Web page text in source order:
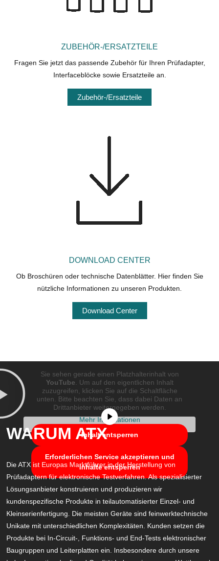
ZUBEHÖR-/ERSATZTEILE
Fragen Sie jetzt das passende Zubehör für Ihren Prüfadapter,
Interfaceblöcke sowie Ersatzteile an.
Zubehör-/Ersatzteile
DOWNLOAD CENTER
Ob Broschüren oder technische Datenblätter. Hier finden Sie
nützliche Informationen zu unseren Produkten.
Download Center
Sie sehen gerade einen Platzhalterinhalt von
YouTube. Um auf den eigentlichen Inhalt
zuzugreifen, klicken Sie auf die Schaltfläche
unten. Bitte beachten Sie, dass dabei Daten an
Drittanbieter weitergegeben werden.
Mehr Informationen
Inhalt entsperren
Erforderlichen Service akzeptieren und
Inhalte entsperren
WARUM ATX
Die ATX ist Europas Marktführer in der Herstellung von
Prüfadaptern für elektronische Testverfahren. Als spezialisierter
Lösungsanbieter konstruieren und produzieren wir
kundenspezifische Produkte in teilautomatisierter Einzel- und
Kleinserienfertigung. Die meisten Geräte sind feinwerktechnische
Unikate mit unterschiedlichen Komplexitäten. Kunden setzen die
Produkte bei In-Circuit-, Funktions- und End-Tests elektronischer
Baugruppen und Leiterplatten ein. Insbesondere durch unsere